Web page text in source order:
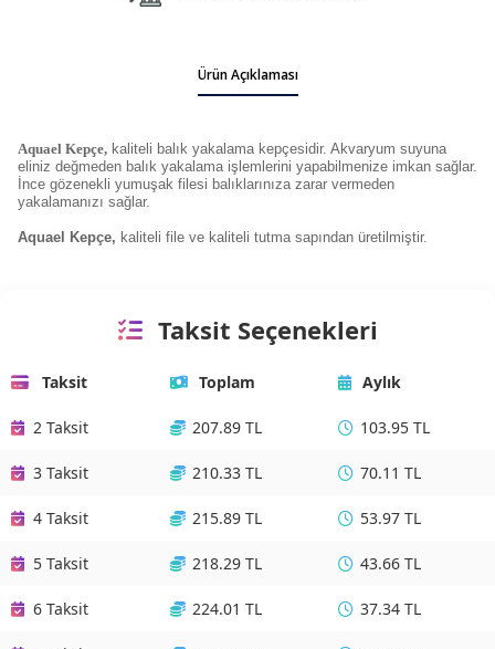
Ürün Açıklaması
Aquael Kepçe, kaliteli balık yakalama kepçesidir. Akvaryum suyuna
eliniz değmeden balık yakalama işlemlerini yapabilmenize imkan sağlar.
İnce gözenekli yumuşak filesi balıklarınıza zarar vermeden
yakalamanızı sağlar.
Aquael Kepçe, kaliteli file ve kaliteli tutma sapından üretilmiştir.
Taksit Seçenekleri
Taksit Toplam Aylık
2 Taksit 207.89 TL 103.95 TL
3 Taksit 210.33 TL 70.11 TL
4 Taksit 215.89 TL 53.97 TL
5 Taksit 218.29 TL 43.66 TL
6 Taksit 224.01 TL 37.34 TL